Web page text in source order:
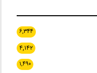
۶,۳۴۴
۴,۱۴۲
۱,۴۹۰